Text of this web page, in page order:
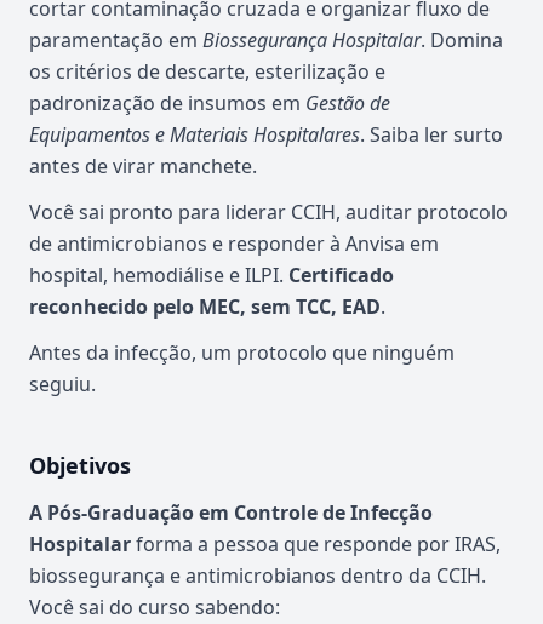
cortar contaminação cruzada e organizar fluxo de
paramentação em Biossegurança Hospitalar. Domina
os critérios de descarte, esterilização e
padronização de insumos em Gestão de
Equipamentos e Materiais Hospitalares. Saiba ler surto
antes de virar manchete.
Você sai pronto para liderar CCIH, auditar protocolo
de antimicrobianos e responder à Anvisa em
hospital, hemodiálise e ILPI. Certificado
reconhecido pelo MEC, sem TCC, EAD.
Antes da infecção, um protocolo que ninguém
seguiu.
Objetivos
A Pós-Graduação em Controle de Infecção
Hospitalarforma a pessoa que responde por IRAS,
biossegurança e antimicrobianos dentro da CCIH.
Você sai do curso sabendo: